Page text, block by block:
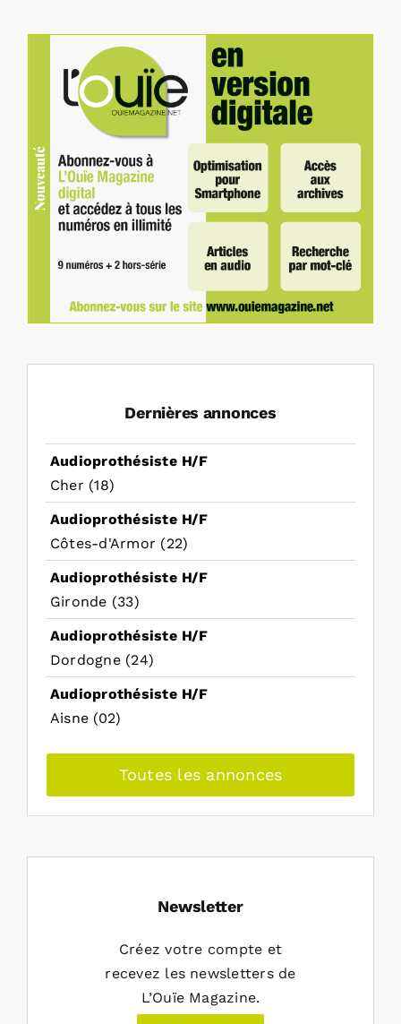
Dernières annonces
Audioprothésiste H/F
Cher (18)
Audioprothésiste H/F
Côtes-d'Armor (22)
Audioprothésiste H/F
Gironde (33)
Audioprothésiste H/F
Dordogne (24)
Audioprothésiste H/F
Aisne (02)
Toutes les annonces
Newsletter
Créez votre compte et
recevez les newsletters de
L’Ouïe Magazine.